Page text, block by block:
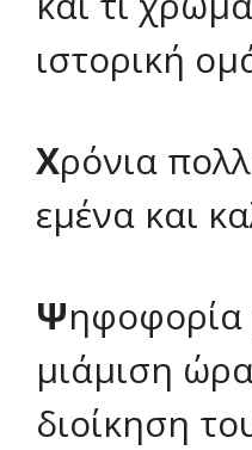
ιστορική
Χρόνια
εμένα και
Ψηφοφορία
μιάμιση
διοίκηση